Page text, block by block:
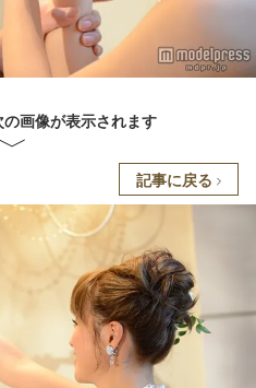
画像が表示されます
記事に戻る